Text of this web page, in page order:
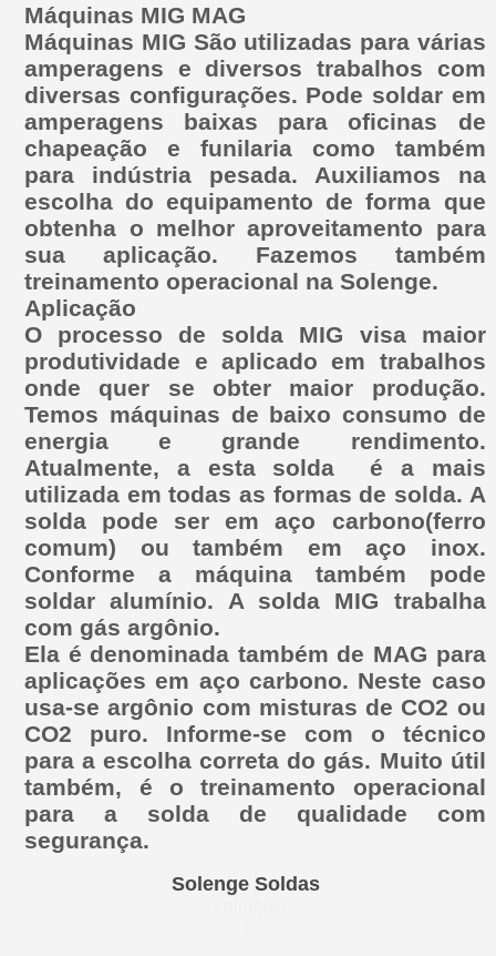
Máquinas MIG MAG
Máquinas MIG São utilizadas para várias
amperagens e diversos trabalhos com
diversas configurações. Pode soldar em
amperagens baixas para oficinas de
chapeação e funilaria como também
para indústria pesada. Auxiliamos na
escolha do equipamento de forma que
obtenha o melhor aproveitamento para
sua aplicação. Fazemos também
treinamento operacional na Solenge.
Aplicação
O processo de solda MIG visa maior
produtividade e aplicado em trabalhos
onde quer se obter maior produção.
Temos máquinas de baixo consumo de
energia e grande rendimento.
Atualmente, a esta solda é a mais
utilizada em todas as formas de solda. A
solda pode ser em aço carbono(ferro
comum) ou também em aço inox.
Conforme a máquina também pode
soldar alumínio. A solda MIG trabalha
com gás argônio.
Ela é denominada também de MAG para
aplicações em aço carbono. Neste caso
usa-se argônio com misturas de CO2 ou
CO2 puro. Informe-se com o técnico
para a escolha correta do gás. Muito útil
também, é o treinamento operacional
para a solda de qualidade com
segurança.
Solenge Soldas